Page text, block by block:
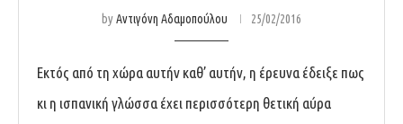
byΑντιγόνη Αδαμοπούλου 25/02/2016
Εκτός από τη χώρα αυτήν καθ’ αυτήν, η έρευνα έδειξε πως
κι η ισπανική γλώσσα έχει περισσότερη θετική αύρα